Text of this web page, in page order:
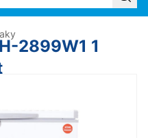
2899W1 1